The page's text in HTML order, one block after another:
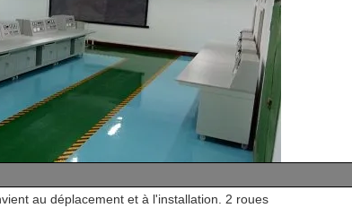
au déplacement et à l'installation. 2 roues